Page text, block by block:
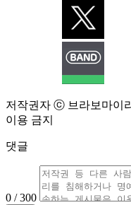
저작권자 ⓒ 브라보마이
이용 금지
댓글
0 / 300